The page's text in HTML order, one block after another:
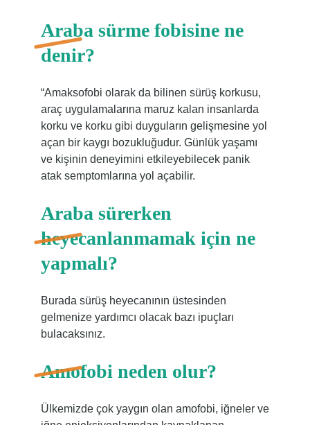
Araba sürme fobisine ne
denir?
“Amaksofobi olarak da bilinen sürüş korkusu,
araç uygulamalarına maruz kalan insanlarda
korku ve korku gibi duyguların gelişmesine yol
açan bir kaygı bozukluğudur. Günlük yaşamı
ve kişinin deneyimini etkileyebilecek panik
atak semptomlarına yol açabilir.
Araba sürerken
heyecanlanmamak için ne
yapmalı?
Burada sürüş heyecanının üstesinden
gelmenize yardımcı olacak bazı ipuçları
bulacaksınız.
Amofobi neden olur?
Ülkemizde çok yaygın olan amofobi, iğneler ve